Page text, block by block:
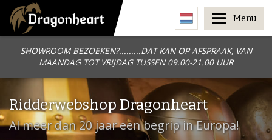
SHOWROOM BEZOEKEN?.........DAT KAN OP AFSPRAAK, VAN
MAANDAG TOT VRIJDAG TUSSEN 09.00-21.00 UUR
Menu
Ridderwebshop Dragonheart
Al meer dan 20 jaar een begrip in Europa!